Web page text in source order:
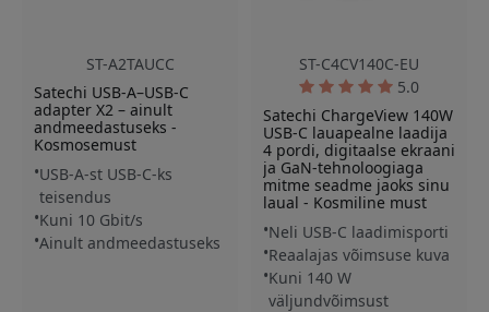
ST-A2TAUCC
Satechi USB-A–USB-C
adapter X2 – ainult
andmeedastuseks -
Kosmosemust
USB-A-st USB-C-ks
teisendus
Kuni 10 Gbit/s
Ainult andmeedastuseks
ST-C4CV140C-EU
5.0
Satechi ChargeView 140W
USB-C lauapealne laadija
4 pordi, digitaalse ekraani
ja GaN-tehnoloogiaga
mitme seadme jaoks sinu
laual - Kosmiline must
Neli USB-C laadimisporti
Reaalajas võimsuse kuva
Kuni 140 W
väljundvõimsust